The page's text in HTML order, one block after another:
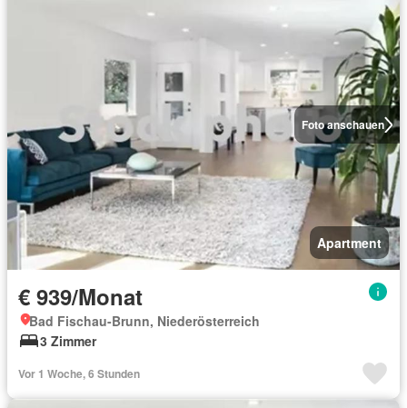
Foto anschauen
Apartment
€ 939/Monat
Bad Fischau-Brunn, Niederösterreich
3 Zimmer
Vor 1 Woche, 6 Stunden